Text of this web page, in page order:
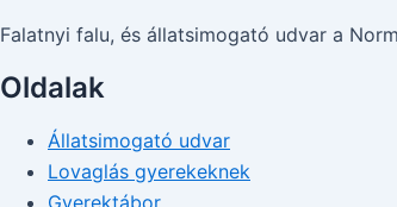
Falatnyi falu, és állatsimogató udvar a
Oldalak
Állatsimogató udvar
Lovaglás gyerekeknek
Gyerektábor